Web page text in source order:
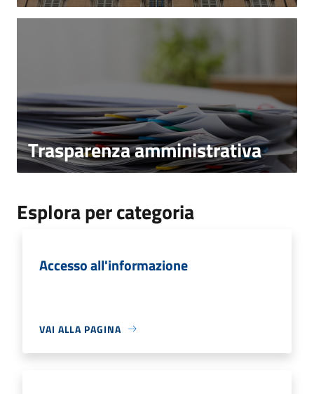
Trasparenza amministrativa
Esplora per categoria
Accesso all'informazione
VAI ALLA PAGINA